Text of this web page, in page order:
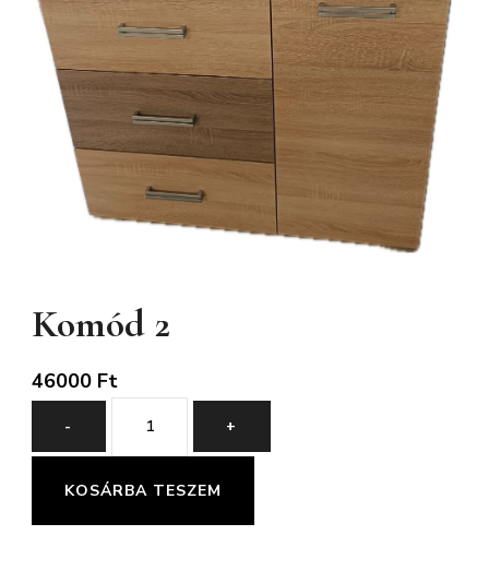
Komód 2
46000 Ft
-
Komód
2
mennyiség
+
KOSÁRBA TESZEM